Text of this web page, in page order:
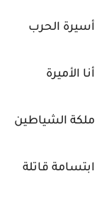
أسيرة الحرب
أنا الأميرة
ملكة الشياطين
ابتسامة قاتلة